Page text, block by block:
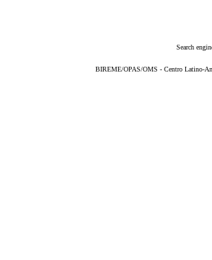
Search
BIREME/OPAS/OMS - Centro Latino-